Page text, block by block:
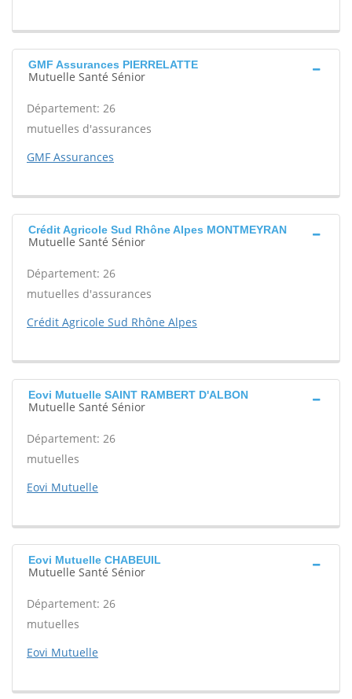
GMF Assurances PIERRELATTE
Mutuelle Santé Sénior
Département: 26
mutuelles d'assurances
GMF Assurances
Crédit Agricole Sud Rhône Alpes MONTMEYRAN
Mutuelle Santé Sénior
Département: 26
mutuelles d'assurances
Crédit Agricole Sud Rhône Alpes
Eovi Mutuelle SAINT RAMBERT D'ALBON
Mutuelle Santé Sénior
Département: 26
mutuelles
Eovi Mutuelle
Eovi Mutuelle CHABEUIL
Mutuelle Santé Sénior
Département: 26
mutuelles
Eovi Mutuelle